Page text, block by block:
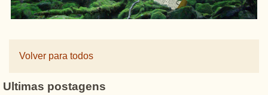
Volver para todos
Ultimas postagens